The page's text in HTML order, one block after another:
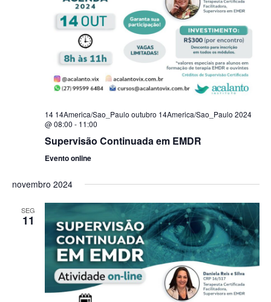
14 14America/Sao_Paulo outubro 14America/Sao_Paulo 2024
@ 08:00 - 11:00
Supervisão Continuada em EMDR
Evento online
novembro 2024
SEG
11